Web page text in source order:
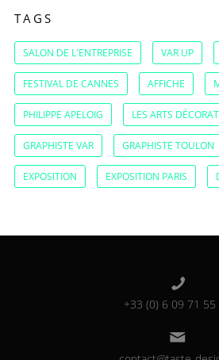
TAGS
SALON DE L'ENTREPRISE VAR UP
FESTIVAL DE CANNES AFFICHE
PHILIPPE APELOIG LES ARTS
GRAPHISTE VAR GRAPHISTE TOULON
EXPOSITION EXPOSITION PARIS
+33 (0) 6 09 71 55